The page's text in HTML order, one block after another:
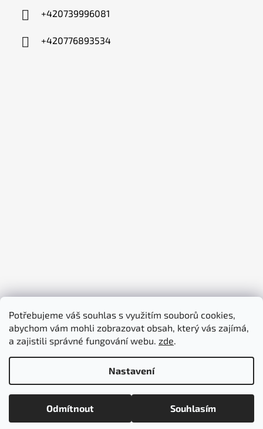
Potřebujeme váš souhlas s využitím souborů cookies,
abychom vám mohli zobrazovat obsah, který vás zajímá,
a zajistili správné fungování webu. zde.
Nastavení
Odmítnout Souhlasím
+420739996081
+420776893534
piktogramy-cedule.cz denex.cz
Vytvořil Shoptet
Copyright 2026piktogramy-cedule.cz. Všechna práva
vyhrazena.Upravit nastavení cookies